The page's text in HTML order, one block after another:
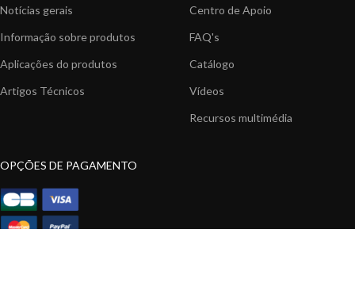
Notícias gerais
Informação sobre produtos
Aplicações do produtos
Artigos Técnicos
Centro de Apoio
FAQ's
Catálogo
Vídeos
Recursos multimédia
OPÇÕES DE PAGAMENTO